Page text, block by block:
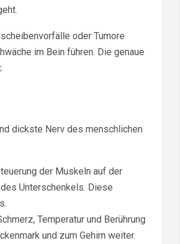
oder Tumore
im Bein führen. Die genaue
dickste Nerv des menschlichen
der Muskeln auf der
Unterschenkels. Diese
Temperatur und Berührung
und zum Gehirn weiter.